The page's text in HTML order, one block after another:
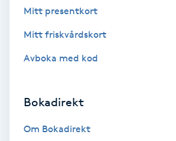
Fransborttagning
Fransförlängning
Mitt presentkort
Mitt friskvårdskort
Avboka med kod
Bokadirekt
Om Bokadirekt